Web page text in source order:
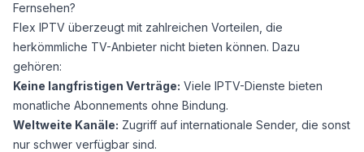
Fernsehen?
Flex IPTV überzeugt mit zahlreichen Vorteilen, die
herkömmliche TV-Anbieter nicht bieten können. Dazu
gehören:
Keine langfristigen Verträge: Viele IPTV-Dienste bieten
monatliche Abonnements ohne Bindung.
Weltweite Kanäle: Zugriff auf internationale Sender, die sonst
nur schwer verfügbar sind.